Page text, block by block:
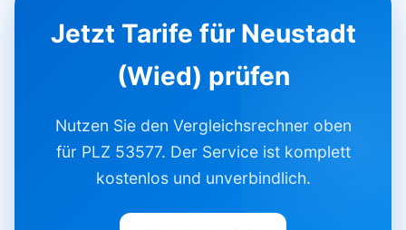
Jetzt Tarife für Neustadt
(Wied) prüfen
Nutzen Sie den Vergleichsrechner oben
für PLZ 53577. Der Service ist komplett
kostenlos und unverbindlich.